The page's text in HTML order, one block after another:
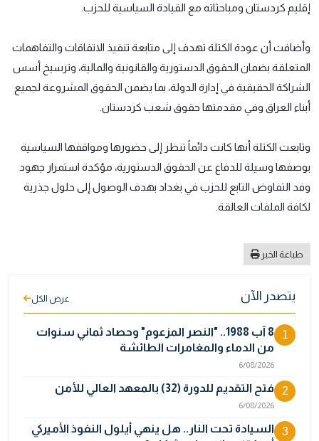
إقليم كردستان ومباحثاته مع القيادة السياسية للحزب.
وأضافت أن عودة الكتلة تهدف إلى متابعة تنفيذ الاتفاقات والتفاهمات
المتعلقة بضمان الحقوق الدستورية والقانونية والمالية، وترسيخ أسس
الشراكة الحقيقية في إدارة الدولة، بما يضمن الحقوق المشروعة لجميع
أبناء العراق وفي مقدمتها حقوق شعب كردستان.
وتابعت الكتلة أنها كانت دائماً تنظر إلى حضورها ومواقفها السياسية
بوصفها وسيلة للدفاع عن الحقوق الدستورية، مؤكدة استمرار جهود
وفد التفاوض التابع للحزب في بغداد بهدف الوصول إلى حلول جذرية
لكافة الملفات العالقة.
طباعة الخبر
يتصدر الآن عرض الكل
1
8 آب 1988.. "النصر المزعوم" وحصاد ثماني سنوات
من الدماء والمغامرات الطائشة
6/08/2026
2 فتح التقديم للدورة (32) بالمعهد العالي للأمن
6/08/2026
3
السيادة تحت النار.. هل ينهي أيلول النفوذ الأميركي